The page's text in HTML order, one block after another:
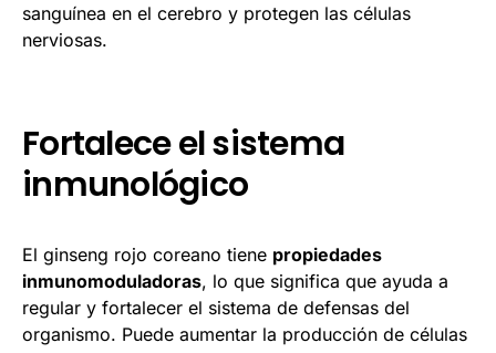
sanguínea en el cerebro y protegen las células
nerviosas.
Fortalece el sistema
inmunológico
El ginseng rojo coreano tiene propiedades
inmunomoduladoras, lo que significa que ayuda a
regular y fortalecer el sistema de defensas del
organismo. Puede aumentar la producción de células